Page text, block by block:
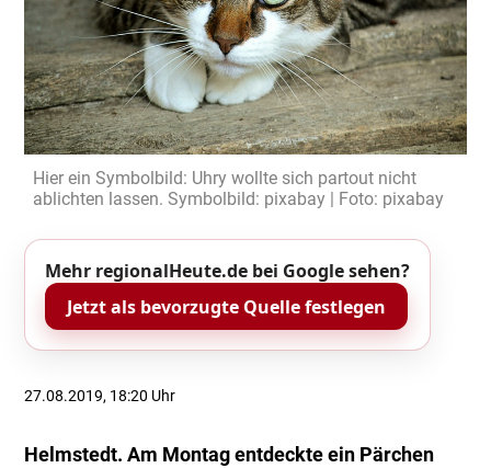
Hier ein Symbolbild: Uhry wollte sich partout nicht
ablichten lassen. Symbolbild: pixabay | Foto: pixabay
Mehr regionalHeute.de bei Google sehen?
Jetzt als bevorzugte Quelle festlegen
27.08.2019, 18:20 Uhr
Helmstedt. Am Montag entdeckte ein Pärchen